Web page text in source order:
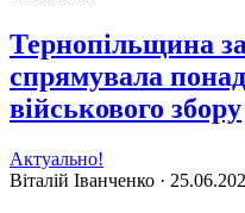
Тернопільщина
спрямувала
військового збору
Актуально!
Віталій Іванченко ·